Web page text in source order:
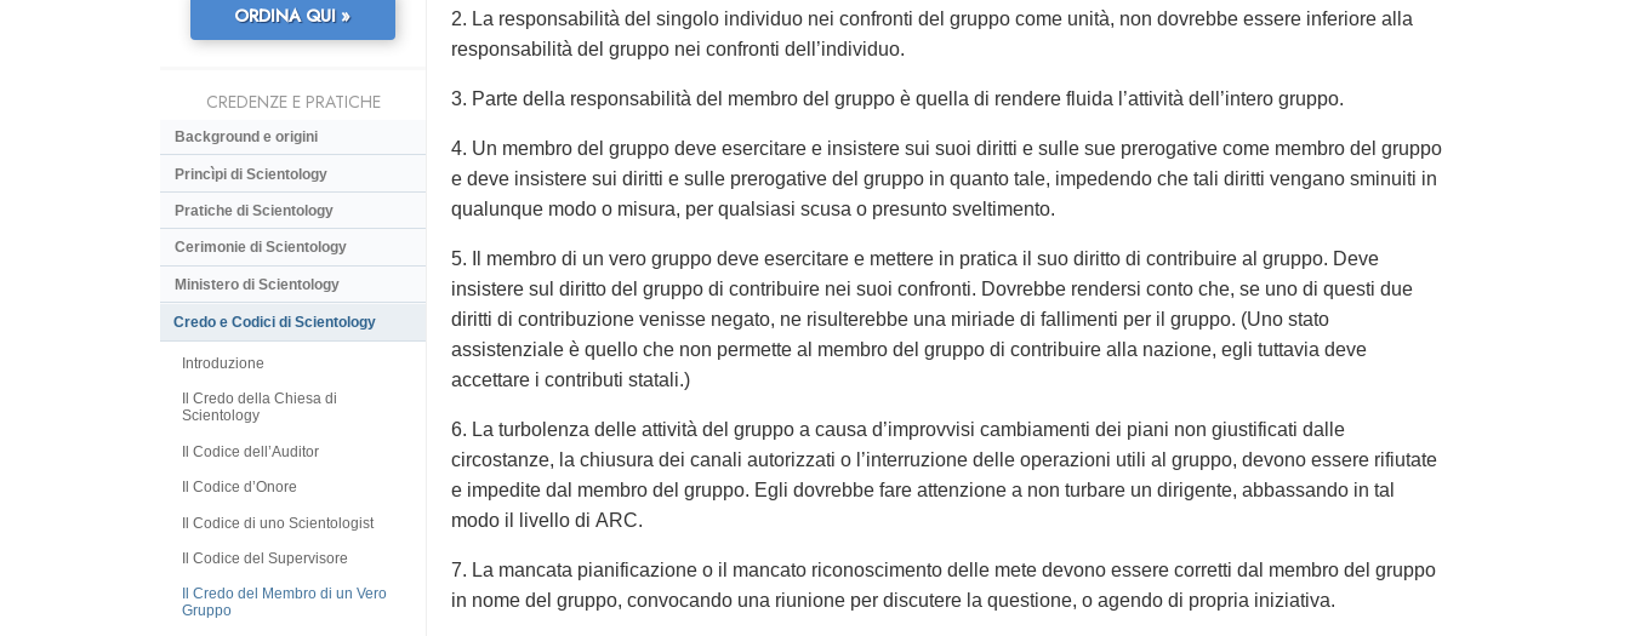
2. La responsabilità del singolo individuo nei confronti del gruppo come unità, non dovrebbe essere inferiore alla
responsabilità del gruppo nei confronti dell’individuo.
3. Parte della responsabilità del membro del gruppo è quella di rendere fluida l’attività dell’intero gruppo.
4. Un membro del gruppo deve esercitare e insistere sui suoi diritti e sulle sue prerogative come membro del gruppo
e deve insistere sui diritti e sulle prerogative del gruppo in quanto tale, impedendo che tali diritti vengano sminuiti in
qualunque modo o misura, per qualsiasi scusa o presunto sveltimento.
5. Il membro di un vero gruppo deve esercitare e mettere in pratica il suo diritto di contribuire al gruppo. Deve
insistere sul diritto del gruppo di contribuire nei suoi confronti. Dovrebbe rendersi conto che, se uno di questi due
diritti di contribuzione venisse negato, ne risulterebbe una miriade di fallimenti per il gruppo. (Uno stato
assistenziale è quello che non permette al membro del gruppo di contribuire alla nazione, egli tuttavia deve
accettare i contributi statali.)
6. La turbolenza delle attività del gruppo a causa d’improvvisi cambiamenti dei piani non giustificati dalle
circostanze, la chiusura dei canali autorizzati o l’interruzione delle operazioni utili al gruppo, devono essere rifiutate
e impedite dal membro del gruppo. Egli dovrebbe fare attenzione a non turbare un dirigente, abbassando in tal
modo il livello di ARC.
7. La mancata pianificazione o il mancato riconoscimento delle mete devono essere corretti dal membro del gruppo
in nome del gruppo, convocando una riunione per discutere la questione, o agendo di propria iniziativa.
ORDINA QUI »
CREDENZE E PRATICHE
Background e origini
Princìpi di Scientology
Pratiche di Scientology
Cerimonie di Scientology
Ministero di Scientology
Credo e Codici di Scientology
Introduzione
Il Credo della Chiesa di
Scientology
Il Codice dell’Auditor
Il Codice d’Onore
Il Codice di uno Scientologist
Il Codice del Supervisore
Il Credo del Membro di un Vero
Gruppo